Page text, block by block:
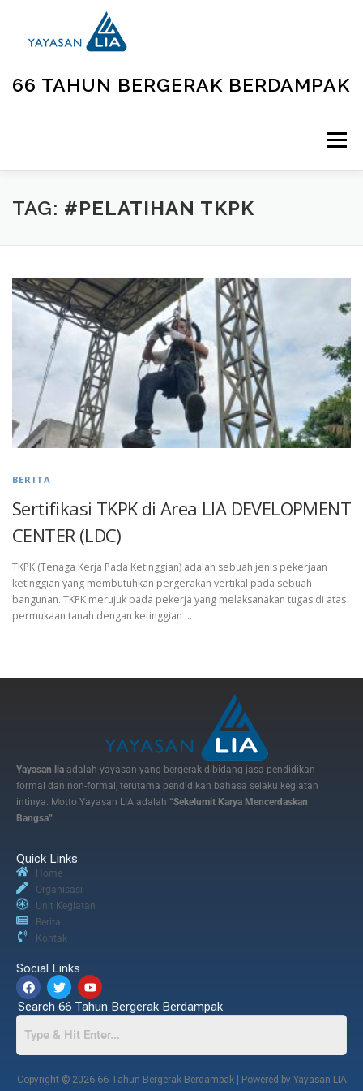
66 TAHUN BERGERAK BERDAMPAK
Menu
BERANDA TENTANG KAMI UNIT KEGIATAN
TAG: #PELATIHAN TKPK
BERITA
Sertifikasi TKPK di Area LIA DEVELOPMENT
CENTER (LDC)
TKPK (Tenaga Kerja Pada Ketinggian) adalah sebuah jenis pekerjaan
ketinggian yang membutuhkan pergerakan vertikal pada sebuah
bangunan. TKPK merujuk pada pekerja yang melaksanakan tugas di atas
permukaan tanah dengan ketinggian …
Yayasan lia adalah yayasan yang bergerak dibidang jasa pendidikan
formal dan non-formal, terutama pendidikan bahasa selaku kegiatan
intinya. Motto Yayasan LIA adalah “Sekelumit Karya Mencerdaskan
Bangsa”
Quick Links
Home
Organisasi
Unit Kegiatan
Berita
Kontak
Social Links
Search 66 Tahun Bergerak Berdampak
Copyright © 2026 66 Tahun Bergerak Berdampak | Powered by Yayasan LIA